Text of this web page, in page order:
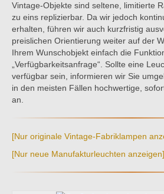
Vintage-Objekte sind seltene, limitierte
zu eins replizierbar. Da wir jedoch
erhalten, führen wir auch kurzfristig
preislichen Orientierung weiter auf der
Ihrem Wunschobjekt einfach die
„Verfügbarkeitsanfrage“. Sollte eine
verfügbar sein, informieren wir Sie
in den meisten Fällen hochwertige,
an.
[Nur originale Vintage-Fabriklampen
[Nur neue Manufakturleuchten anzeigen]